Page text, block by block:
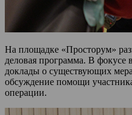
На площадке «Просторум»
деловая программа. В
доклады о существующих
обсуждение помощи
операции.